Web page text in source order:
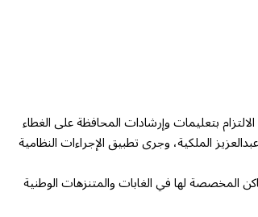
بتعليمات وإرشادات المحافظة على الغطاء
الملكية، وجرى تطبيق الإجراءات النظامية
المخصصة لها في الغابات والمتنزهات الوطنية